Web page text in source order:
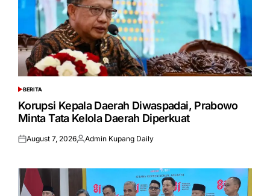
POSTED
IN
BERITA
Korupsi Kepala Daerah Diwaspadai, Prabowo
Minta Tata Kelola Daerah Diperkuat
Posted
August 7, 2026Posted
Admin Kupang Daily